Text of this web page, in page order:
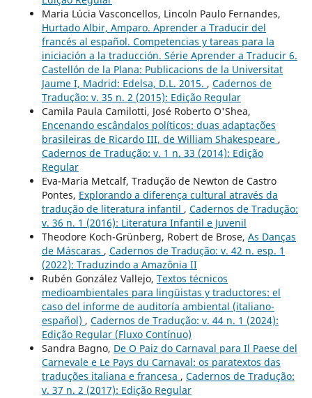
Maria Lúcia Vasconcellos, Lincoln Paulo Fernandes,
Hurtado Albir, Amparo. Aprender a Traducir del
francés al español. Competencias y tareas para la
iniciación a la traducción. Série Aprender a Traducir 6.
Castellón de la Plana: Publicacions de la Universitat
Jaume I, Madrid: Edelsa, D.L. 2015. , Cadernos de
Tradução: v. 35 n. 2 (2015): Edição Regular
Camila Paula Camilotti, José Roberto O'Shea,
Encenando escândalos políticos: duas adaptações
brasileiras de Ricardo III, de William Shakespeare ,
Cadernos de Tradução: v. 1 n. 33 (2014): Edição
Regular
Eva-Maria Metcalf, Tradução de Newton de Castro
Pontes, Explorando a diferença cultural através da
tradução de literatura infantil , Cadernos de Tradução:
v. 36 n. 1 (2016): Literatura Infantil e Juvenil
Theodore Koch-Grünberg, Robert de Brose, As Danças
de Máscaras , Cadernos de Tradução: v. 42 n. esp. 1
(2022): Traduzindo a Amazônia II
Rubén González Vallejo, Textos técnicos
medioambientales para lingüistas y traductores: el
caso del informe de auditoría ambiental (italiano-
español) , Cadernos de Tradução: v. 44 n. 1 (2024):
Edição Regular (Fluxo Contínuo)
Sandra Bagno, De O Paiz do Carnaval para Il Paese del
Carnevale e Le Pays du Carnaval: os paratextos das
traduções italiana e francesa , Cadernos de Tradução:
v. 37 n. 2 (2017): Edição Regular